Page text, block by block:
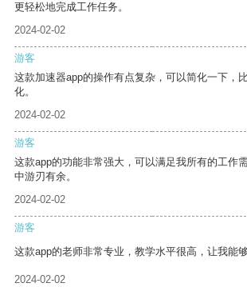
更轻松地完成工作任务。
2024-02-02
游客
这款加速器app的操作有点复杂，可以简化一下，
化。
2024-02-02
游客
这款app的功能非常强大，可以满足我所有的工作
中游刃有余。
2024-02-02
游客
这款app的老师非常专业，教学水平很高，让我能
2024-02-02